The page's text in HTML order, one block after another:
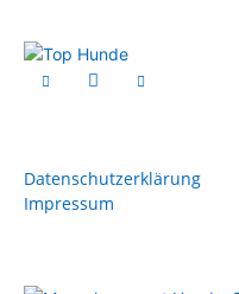
Datenschutzerklärung
Impressum